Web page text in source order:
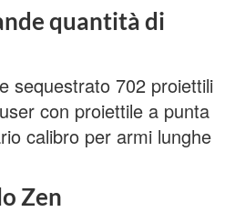
quantità di
sequestrato 702 proiettili
con proiettile a punta
calibro per armi lunghe
Zen